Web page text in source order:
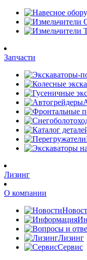
Запчасти
Лизинг
О компании
Лизинг
Сервис